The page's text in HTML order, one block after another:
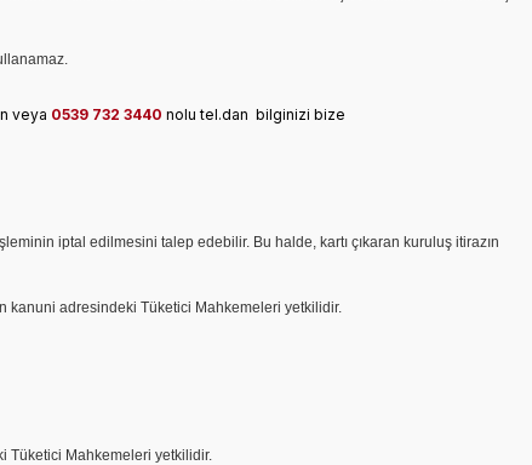
veya 0539 732 3440 nolu tel.dan bilginizi bize
iptal edilmesini talep edebilir. Bu halde, kartı çıkaran kuruluş itirazın
kanuni adresindeki Tüketici Mahkemeleri yetkilidir.
Tüketici Mahkemeleri yetkilidir.